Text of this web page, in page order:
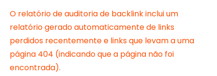
O relatório de auditoria de backlink inclui um
relatório gerado automaticamente de links
perdidos recentemente e links que levam a uma
página 404 (indicando que a página não foi
encontrada).